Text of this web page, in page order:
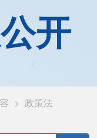
开
> 政策法